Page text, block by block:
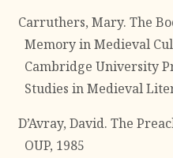
Carruthers, Mary. The
Memory in Medieval
Cambridge University
Studies in Medieval
D’Avray, David. The
OUP, 1985